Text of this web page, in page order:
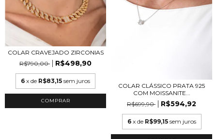
COLAR CRAVEJADO ZIRCONIAS
R$790,00
R$498,90
6 x de R$83,15 sem juros
COMPRAR
COLAR CLÁSSICO PRATA 925
COM MOISSANITE...
R$699,90
R$594,92
6 x de R$99,15 sem juros